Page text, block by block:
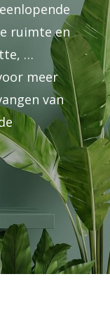
ruimte en
…
meer
van